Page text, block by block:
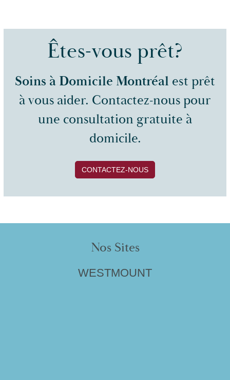
Êtes-vous prêt?
Soins à Domicile Montréal est prêt
à vous aider. Contactez-nous pour
une consultation gratuite à
domicile.
CONTACTEZ-NOUS
Nos Sites
WESTMOUNT